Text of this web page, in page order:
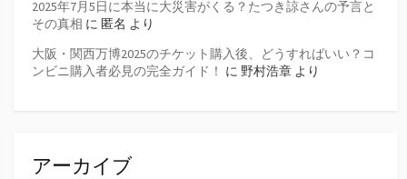
2025年7月5日に本当に大災害がくる？たつき諒さんの予言と
その真相 に 匿名 より
大阪・関西万博2025のチケット購入後、どうすればいい？コ
ンビニ購入者必見の完全ガイド！ に 野村浩章 より
アーカイブ